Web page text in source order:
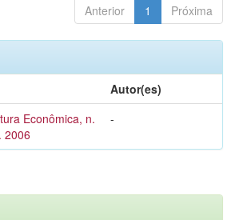
Anterior 1 Próxima
Autor(es)
Econômica, n.
2006
-